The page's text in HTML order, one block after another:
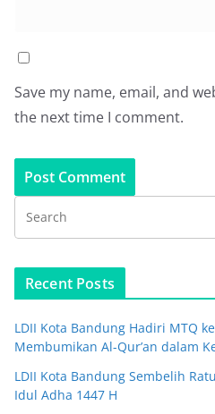
Save my name, email, and
the next time I comment.
Recent Posts
LDII Kota Bandung Hadiri MTQ
Membumikan Al-Qur’an dalam
LDII Kota Bandung Sembelih
Idul Adha 1447 H